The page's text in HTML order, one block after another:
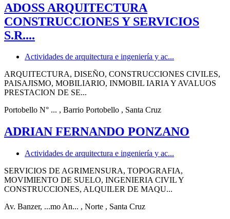
ADOSS ARQUITECTURA
CONSTRUCCIONES Y SERVICIOS
S.R....
Actividades de arquitectura e ingeniería y ac...
ARQUITECTURA, DISEÑO, CONSTRUCCIONES CIVILES,
PAISAJISMO, MOBILIARIO, INMOBIL IARIA Y AVALUOS
PRESTACION DE SE...
Portobello N° ... , Barrio Portobello , Santa Cruz
ADRIAN FERNANDO PONZANO
Actividades de arquitectura e ingeniería y ac...
SERVICIOS DE AGRIMENSURA, TOPOGRAFIA,
MOVIMIENTO DE SUELO, INGENIERIA CIVIL Y
CONSTRUCCIONES, ALQUILER DE MAQU...
Av. Banzer, ...mo An... , Norte , Santa Cruz